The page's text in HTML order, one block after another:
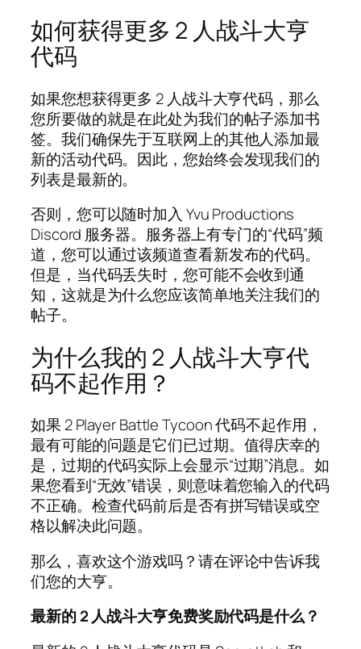
如何获得更多 2 人战斗大亨
代码
如果您想获得更多 2 人战斗大亨代码，那么
您所要做的就是在此处为我们的帖子添加书
签。我们确保先于互联网上的其他人添加最
新的活动代码。因此，您始终会发现我们的
列表是最新的。
否则，您可以随时加入 Yvu Productions
Discord 服务器。服务器上有专门的“代码”频
道，您可以通过该频道查看新发布的代码。
但是，当代码丢失时，您可能不会收到通
知，这就是为什么您应该简单地关注我们的
帖子。
为什么我的 2 人战斗大亨代
码不起作用？
如果 2 Player Battle Tycoon 代码不起作用，
最有可能的问题是它们已过期。值得庆幸的
是，过期的代码实际上会显示“过期”消息。如
果您看到“无效”错误，则意味着您输入的代码
不正确。检查代码前后是否有拼写错误或空
格以解决此问题。
那么，喜欢这个游戏吗？请在评论中告诉我
们您的大亨。
最新的 2 人战斗大亨免费奖励代码是什么？